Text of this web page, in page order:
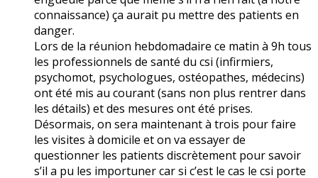
connaissance) ça aurait pu mettre des patients en
danger.
Lors de la réunion hebdomadaire ce matin à 9h tous
les professionnels de santé du csi (infirmiers,
psychomot, psychologues, ostéopathes, médecins)
ont été mis au courant (sans non plus rentrer dans
les détails) et des mesures ont été prises.
Désormais, on sera maintenant à trois pour faire
les visites à domicile et on va essayer de
questionner les patients discrètement pour savoir
s’il a pu les importuner car si c’est le cas le csi porte